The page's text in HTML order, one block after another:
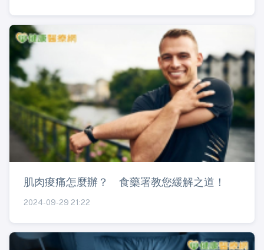
肌肉痠痛怎麼辦？ 食藥署教您緩解之道！
2024-09-29 21:22